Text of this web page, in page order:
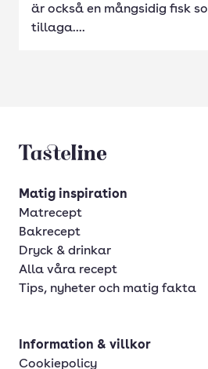
är också en mångsidig fisk
tillaga....
Tasteline startsida
Matig inspiration
Matrecept
Bakrecept
Dryck & drinkar
Alla våra recept
Tips, nyheter och matig fakta
Information & villkor
Cookiepolicy